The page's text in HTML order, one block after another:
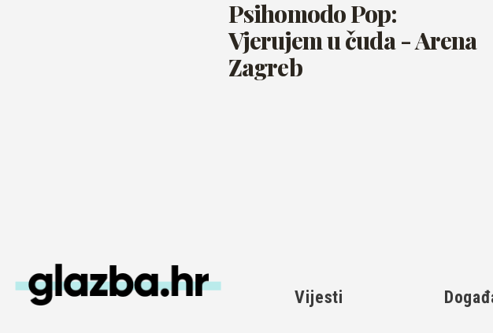
Psihomodo Pop:
Vjerujem u čuda - Arena
Zagreb
Vijesti